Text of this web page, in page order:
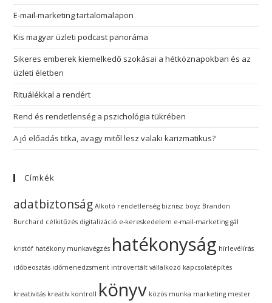
E-mail-marketing tartalomalapon
Kis magyar üzleti podcast panoráma
Sikeres emberek kiemelkedő szokásai a hétköznapokban és az
üzleti életben
Rituálékkal a rendért
Rend és rendetlenség a pszichológia tükrében
A jó előadás titka, avagy mitől lesz valaki karizmatikus?
Címkék
adatbiztonság Alkotó rendetlenség biznisz boyz Brandon
Burchard célkitűzés digitalizáció e-kereskedelem e-mail-marketing gál
kristóf hatékony munkavégzés hatékonyság hírlevélírás
időbeosztás időmenedzsment introvertált vállalkozó kapcsolatépítés
kreativitás kreatív kontroll könyv közös munka marketing mester